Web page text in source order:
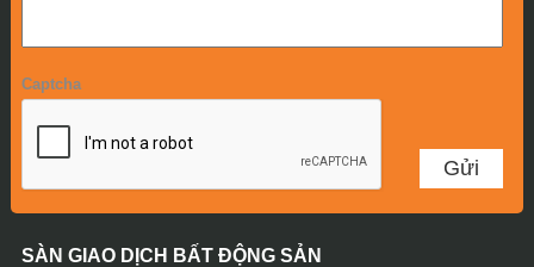
Captcha
SÀN GIAO DỊCH BẤT ĐỘNG SẢN